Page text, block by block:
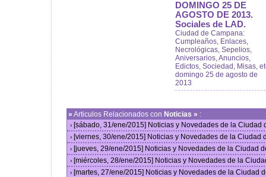
DOMINGO 25 DE
AGOSTO DE 2013.
Sociales de LAD.
Ciudad de Campana:
Cumpleaños, Enlaces,
Necrológicas, Sepelios,
Aniversarios, Anuncios,
Edictos, Sociedad, Misas,
domingo 25 de agosto de
2013
» Articulos Relacionados con Noticias » :
› [sábado, 31/ene/2015] Noticias y Novedades de la Ciudad
› [viernes, 30/ene/2015] Noticias y Novedades de la Ciudad
› [jueves, 29/ene/2015] Noticias y Novedades de la Ciudad
› [miércoles, 28/ene/2015] Noticias y Novedades de la
› [martes, 27/ene/2015] Noticias y Novedades de la Ciudad